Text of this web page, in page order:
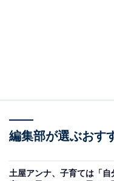
編集部が選ぶおす
土屋アンナ、子育ては「自